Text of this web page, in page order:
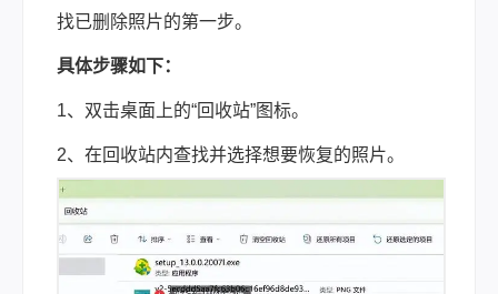
找已删除照片的第一步。
具体步骤如下：
1、双击桌面上的“回收站”图标。
2、在回收站内查找并选择想要恢复的照片。